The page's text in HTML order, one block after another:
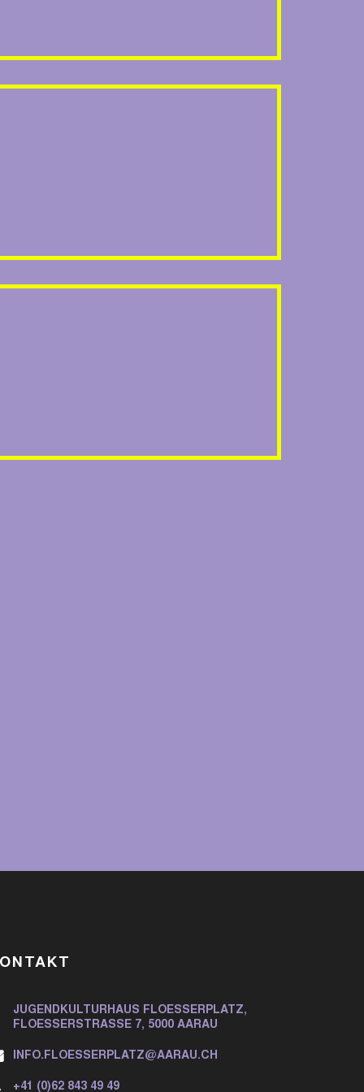
JUGENDKULTURHAUS FLOESSERPLATZ,
FLOESSERSTRASSE 7, 5000 AARAU
INFO.FLOESSERPLATZ@AARAU.CH
+41 (0)62 843 49 49